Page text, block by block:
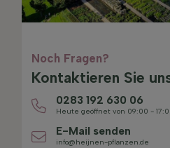
Noch Fragen?
Kontaktieren Sie
0283 192 630 06
Heute geöffnet von 09:00 -
E-Mail senden
info@heijnen-pflanzen.de